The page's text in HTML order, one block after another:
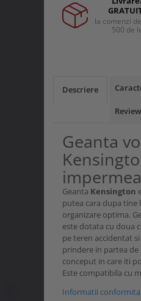
Alte accesorii echipamente
Echipamente specializate
Echipamente muncitori ferma
Echipamente mulgatori
Echipamente trimeri ongloane
Masti protectie
Manusi protectie
Casti si antifoane protectie
Menghine si prese
la comenzi
500 de
Descriere
Geanta
Geanta Kensington
putea cara dupa tine
organizare optima.
este dotata cu doua
pe teren accidentat
prindere in partea de
conceput in care iti
Este compatibila cu
Informatii